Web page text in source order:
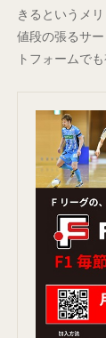
きるというメ
値段の張るサ
トフォームで